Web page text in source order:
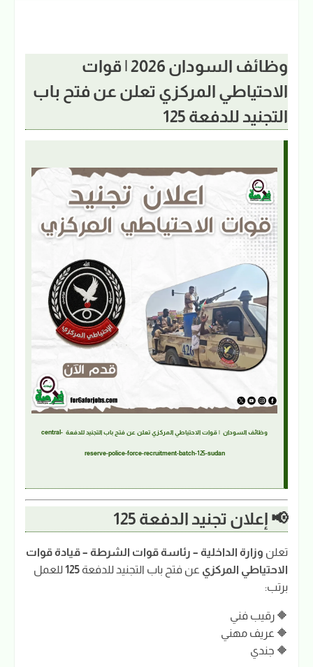
وظائف السودان 2026 | قوات
الاحتياطي المركزي تعلن عن فتح باب
التجنيد للدفعة 125
وظائف السودان | قوات الاحتياطي المركزي تعلن عن فتح باب التجنيد للدفعة central-
reserve-police-force-recruitment-batch-125-sudan
📢 إعلان تجنيد الدفعة 125
تعلن وزارة الداخلية – رئاسة قوات الشرطة – قيادة قوات
الاحتياطي المركزي عن فتح باب التجنيد للدفعة 125للعمل
برتب:
🔶 رقيب فني
🔶 عريف مهني
🔶 جندي